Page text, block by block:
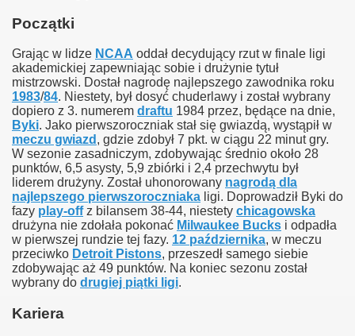
Początki
Grając w lidze NCAA oddał decydujący rzut w finale ligi
akademickiej zapewniając sobie i drużynie tytuł
mistrzowski. Dostał nagrodę najlepszego zawodnika roku
1983/84. Niestety, był dosyć chuderlawy i został wybrany
dopiero z 3. numerem draftu 1984 przez, będące na dnie,
Byki. Jako pierwszoroczniak stał się gwiazdą, wystąpił w
meczu gwiazd , gdzie zdobył 7 pkt. w ciągu 22 minut gry.
W sezonie zasadniczym, zdobywając średnio około 28
punktów, 6,5 asysty, 5,9 zbiórki i 2,4 przechwytu był
liderem drużyny. Został uhonorowany nagrodą dla
najlepszego pierwszoroczniaka ligi. Doprowadził Byki do
fazy play-offz bilansem 38-44, niestety chicagowska
drużyna nie zdołała pokonać Milwaukee Bucks i odpadła
w pierwszej rundzie tej fazy. 12 października, w meczu
przeciwko Detroit Pistons, przeszedł samego siebie
zdobywając aż 49 punktów. Na koniec sezonu został
wybrany do drugiej piątki ligi.
Kariera